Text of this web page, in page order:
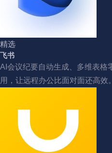
精选
飞书
AI会议纪要自动生成、多维表格
用，让远程办公比面对面还高效。